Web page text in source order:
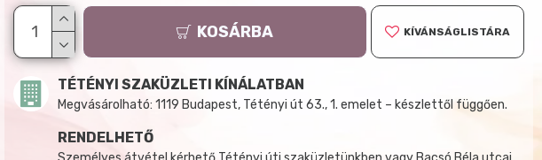
KOSÁRBA KÍVÁNSÁGLISTÁRA
TÉTÉNYI SZAKÜZLETI KÍNÁLATBAN
Megvásárolható: 1119 Budapest, Tétényi út 63., 1. emelet – készlettől függően.
RENDELHETŐ